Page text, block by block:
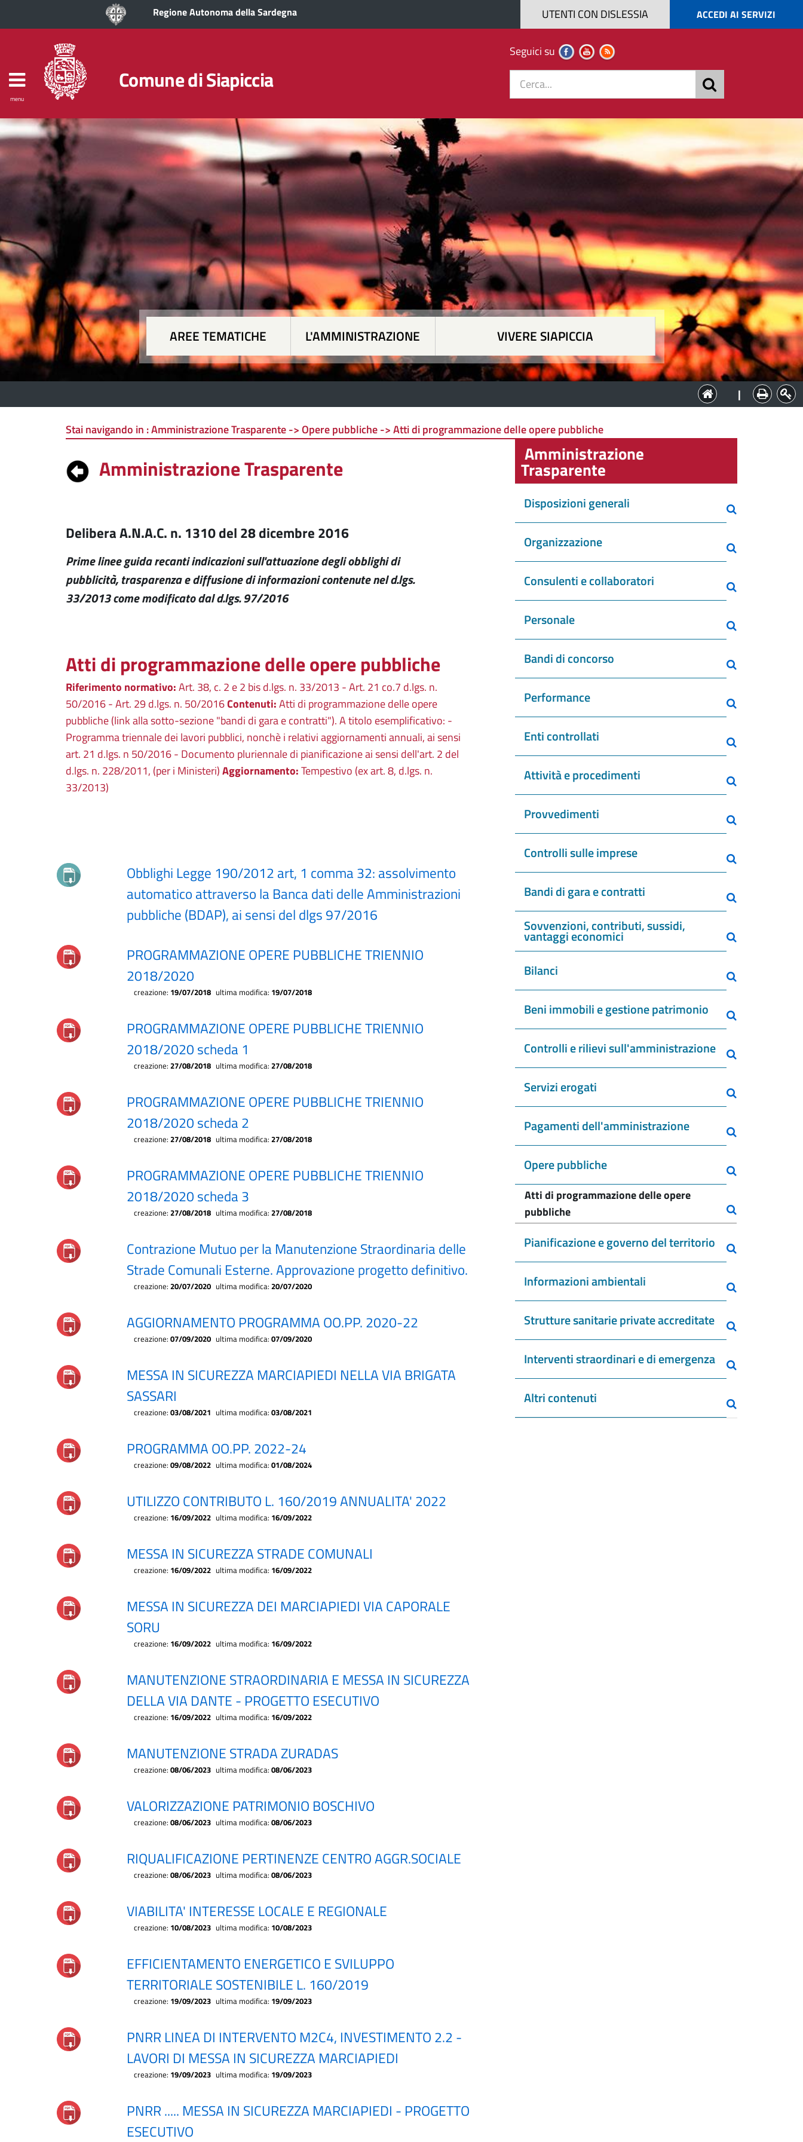
Regione Autonoma della Sardegna ACCEDI AI SERVIZI
UTENTI CON DISLESSIA
menu
Comune di Siapiccia
Seguici su
AREE TEMATICHE L'AMMINISTRAZIONE VIVERE SIAPICCIA
|
Stai navigando in :Amministrazione Trasparente -> Opere pubbliche -> Atti di programmazione delle opere pubbliche
Amministrazione Trasparente
Delibera A.N.A.C. n. 1310 del 28 dicembre 2016
Prime linee guida recanti indicazioni sull'attuazione degli obblighi di
pubblicità, trasparenza e diffusione di informazioni contenute nel d.lgs.
33/2013 come modificato dal d.lgs. 97/2016
Atti di programmazione delle opere pubbliche
Riferimento normativo:Art. 38, c. 2 e 2 bis d.lgs. n. 33/2013 - Art. 21 co.7 d.lgs. n.
50/2016 - Art. 29 d.lgs. n. 50/2016Contenuti:Atti di programmazione delle opere
pubbliche (link alla sotto-sezione "bandi di gara e contratti"). A titolo esemplificativo: -
Programma triennale dei lavori pubblici, nonchè i relativi aggiornamenti annuali, ai sensi
art. 21 d.lgs. n 50/2016 - Documento pluriennale di pianificazione ai sensi dell'art. 2 del
d.lgs. n. 228/2011, (per i Ministeri)Aggiornamento:Tempestivo (ex art. 8, d.lgs. n.
33/2013)
Obblighi Legge 190/2012 art, 1 comma 32: assolvimento
automatico attraverso la Banca dati delle Amministrazioni
pubbliche (BDAP), ai sensi del dlgs 97/2016
PROGRAMMAZIONE OPERE PUBBLICHE TRIENNIO
2018/2020
creazione: 19/07/2018 ultima modifica: 19/07/2018
PROGRAMMAZIONE OPERE PUBBLICHE TRIENNIO
2018/2020 scheda 1
creazione:27/08/2018 ultima modifica:27/08/2018
PROGRAMMAZIONE OPERE PUBBLICHE TRIENNIO
2018/2020 scheda 2
creazione:27/08/2018 ultima modifica:27/08/2018
PROGRAMMAZIONE OPERE PUBBLICHE TRIENNIO
2018/2020 scheda 3
creazione:27/08/2018 ultima modifica:27/08/2018
Contrazione Mutuo per la Manutenzione Straordinaria delle
Strade Comunali Esterne. Approvazione progetto definitivo.
creazione:20/07/2020 ultima modifica:20/07/2020
AGGIORNAMENTO PROGRAMMA OO.PP. 2020-22
creazione:07/09/2020 ultima modifica:07/09/2020
MESSA IN SICUREZZA MARCIAPIEDI NELLA VIA BRIGATA
SASSARI
creazione:03/08/2021 ultima modifica:03/08/2021
PROGRAMMA OO.PP. 2022-24
creazione:09/08/2022 ultima modifica:01/08/2024
UTILIZZO CONTRIBUTO L. 160/2019 ANNUALITA' 2022
creazione: 16/09/2022 ultima modifica: 16/09/2022
MESSA IN SICUREZZA STRADE COMUNALI
creazione: 16/09/2022 ultima modifica: 16/09/2022
MESSA IN SICUREZZA DEI MARCIAPIEDI VIA CAPORALE
SORU
creazione: 16/09/2022 ultima modifica: 16/09/2022
MANUTENZIONE STRAORDINARIA E MESSA IN SICUREZZA
DELLA VIA DANTE - PROGETTO ESECUTIVO
creazione: 16/09/2022 ultima modifica: 16/09/2022
MANUTENZIONE STRADA ZURADAS
creazione:08/06/2023 ultima modifica:08/06/2023
VALORIZZAZIONE PATRIMONIO BOSCHIVO
creazione:08/06/2023 ultima modifica:08/06/2023
RIQUALIFICAZIONE PERTINENZE CENTRO AGGR.SOCIALE
creazione:08/06/2023 ultima modifica:08/06/2023
VIABILITA' INTERESSE LOCALE E REGIONALE
creazione: 10/08/2023 ultima modifica: 10/08/2023
EFFICIENTAMENTO ENERGETICO E SVILUPPO
TERRITORIALE SOSTENIBILE L. 160/2019
creazione: 19/09/2023 ultima modifica: 19/09/2023
PNRR LINEA DI INTERVENTO M2C4, INVESTIMENTO 2.2 -
LAVORI DI MESSA IN SICUREZZA MARCIAPIEDI
creazione: 19/09/2023 ultima modifica: 19/09/2023
PNRR ..... MESSA IN SICUREZZA MARCIAPIEDI - PROGETTO
ESECUTIVO
Amministrazione
Trasparente
Disposizioni generali
Organizzazione
Consulenti e collaboratori
Personale
Bandi di concorso
Performance
Enti controllati
Attività e procedimenti
Provvedimenti
Controlli sulle imprese
Bandi di gara e contratti
Sovvenzioni, contributi, sussidi,
vantaggi economici
Bilanci
Beni immobili e gestione patrimonio
Controlli e rilievi sull'amministrazione
Servizi erogati
Pagamenti dell'amministrazione
Opere pubbliche
Atti di programmazione delle opere
pubbliche
Pianificazione e governo del territorio
Informazioni ambientali
Strutture sanitarie private accreditate
Interventi straordinari e di emergenza
Altri contenuti